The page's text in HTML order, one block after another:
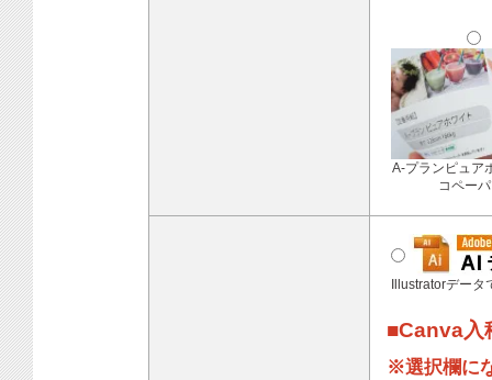
A-プランピュア
コペー
Illustratorデータ
■Canva入
※選択欄に